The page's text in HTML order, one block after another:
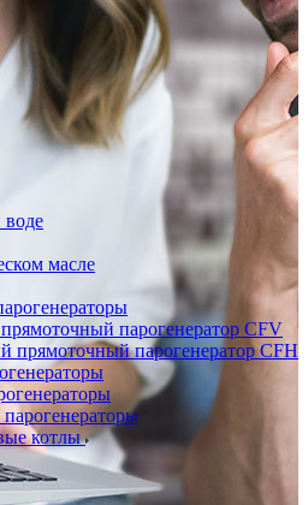
воде
масле
парогенератор CFV
прямоточный парогенератор CFH
котлы